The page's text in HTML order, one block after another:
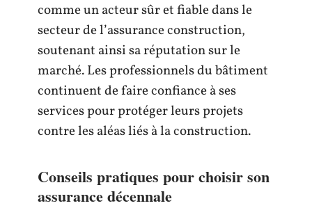
comme un acteur sûr et fiable dans le
secteur de l’assurance construction,
soutenant ainsi sa réputation sur le
marché. Les professionnels du bâtiment
continuent de faire confiance à ses
services pour protéger leurs projets
contre les aléas liés à la construction.
Conseils pratiques pour choisir son
assurance décennale